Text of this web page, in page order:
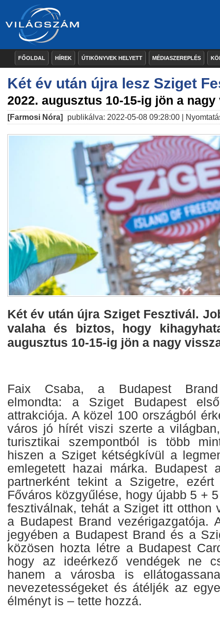
FŐOLDAL HÍREK ÚTIKÖNYVEK HELYETT MÉDIASZEREPLÉS
Két év után újra lesz Sziget
2022. augusztus 10-15-ig jön a
[Farmosi Nóra] publikálva: 2022-05-08 09:28:00 |
Két év után újra Sziget Fesztivál.
valaha és biztos, hogy
augusztus 10-15-ig jön a nagy
Faix Csaba, a Budapest Brand
elmondta: a Sziget Budapest
attrakciója. A közel 100 országból
város jó hírét viszi szerte a
turisztikai szempontból is több
hiszen a Sziget kétségkívül a
emlegetett hazai márka. Budapest
partnerként tekint a Szigetre,
Főváros közgyűlése, hogy újabb 5 +
fesztiválnak, tehát a Sziget itt otthon
a Budapest Brand vezérigazgatója.
jegyében a Budapest Brand és a
közösen hozta létre a Budapest
hogy az ideérkező vendégek ne
hanem a városba is
nevezetességeket és átéljék az
élményt is – tette hozzá.